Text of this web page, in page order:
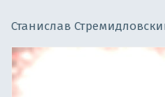
Станислав